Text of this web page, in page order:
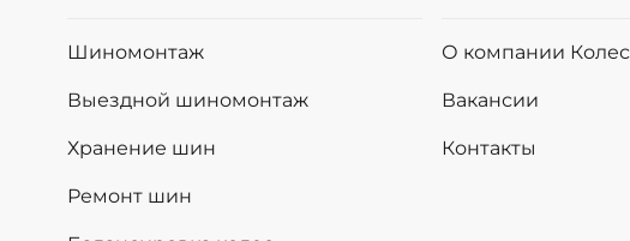
Шиномонтаж
Выездной шиномонтаж
Хранение шин
Ремонт шин
О компании
Вакансии
Контакты